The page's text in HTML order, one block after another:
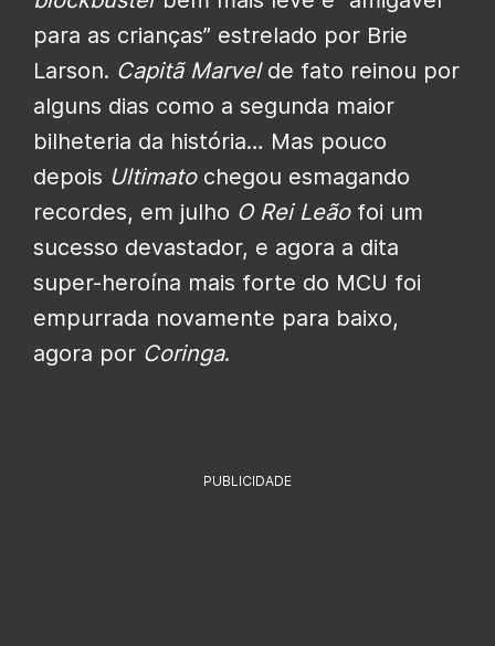
para as crianças” estrelado por Brie
Larson. Capitã Marvelde fato reinou por
alguns dias como a segunda maior
bilheteria da história… Mas pouco
depois Ultimatochegou esmagando
recordes, em julho O Rei Leãofoi um
sucesso devastador, e agora a dita
super-heroína mais forte do MCU foi
empurrada novamente para baixo,
agora por Coringa.
PUBLICIDADE